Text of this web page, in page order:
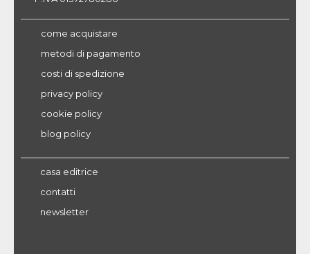
come acquistare
metodi di pagamento
costi di spedizione
privacy policy
cookie policy
blog policy
casa editrice
contatti
newsletter